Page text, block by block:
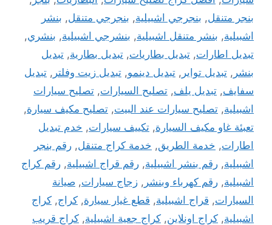
بنجر متنقل, بنجرجي اشبيلية, بنجرجي متنقل, بنشر
اشبيلية, بنشر متنقل اشبيلية, بنشرجي اشبيلية, بنشري,
تبديل اطارات, تبديل بطاريات, تبديل بطارية, تبديل
بنشر , تبديل تواير , تبديل دينمو, تبديل زيت وفلتر , تبديل
سفايف, تبديل يلف, تصليح السيارات, تصليح سيارات
اشبيلية, تصليح سيارات عند البيت, تصليح مكيف سيارة,
تعبئة غاو مكيف السيارة, تكييف سيارات, خدم تبديل
اطارات, خدمة الطريق, خدمة كراج متنقل, رقم بنجر
اشبيلية, رقم بنشر اشبيلية, رقم قراج اشبيلية, رقم كراج
اشبيلية, رقم كهرباء وبنشر , زجاج سيارات, صيانة
السيارات, قراج اشبيلية, قطع غيار سيارة, كراج, كراج
اشبيلية, كراج اونلاين, كراج جعية اشبيلية, كراج قريب